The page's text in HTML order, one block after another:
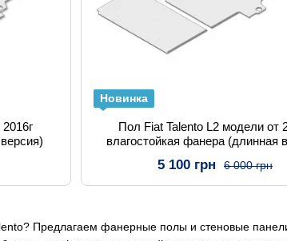
Предлагаем фанерные полы и стеновые
Новинка
Пол Fiat Talento L2 модели от
влагостойкая фанера (длинная
6 000 грн
5 100 грн